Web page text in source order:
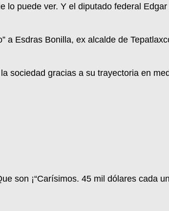
lo puede ver. Y el diputado federal
a Esdras Bonilla, ex alcalde de
sociedad gracias a su trayectoria en
son ¡“Carísimos. 45 mil dólares cada